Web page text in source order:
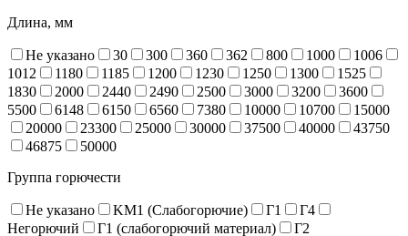
Длина, мм
Не указано 30 300 360 362 800 1000
1006
1012
1180 1185 1200 1230 1250 1300
1525
1830
2000 2440 2490 2500 3000 3200
3600
5500
6148 6150 6560 7380 10000 10700
15000
20000
23300 25000 30000 37500 40000
43750
46875
50000
Группа горючести
Не указано KM1 (Слабогорючие) Г1
Г4
Негорючий
Г1 (слабогорючий материал)
Г2